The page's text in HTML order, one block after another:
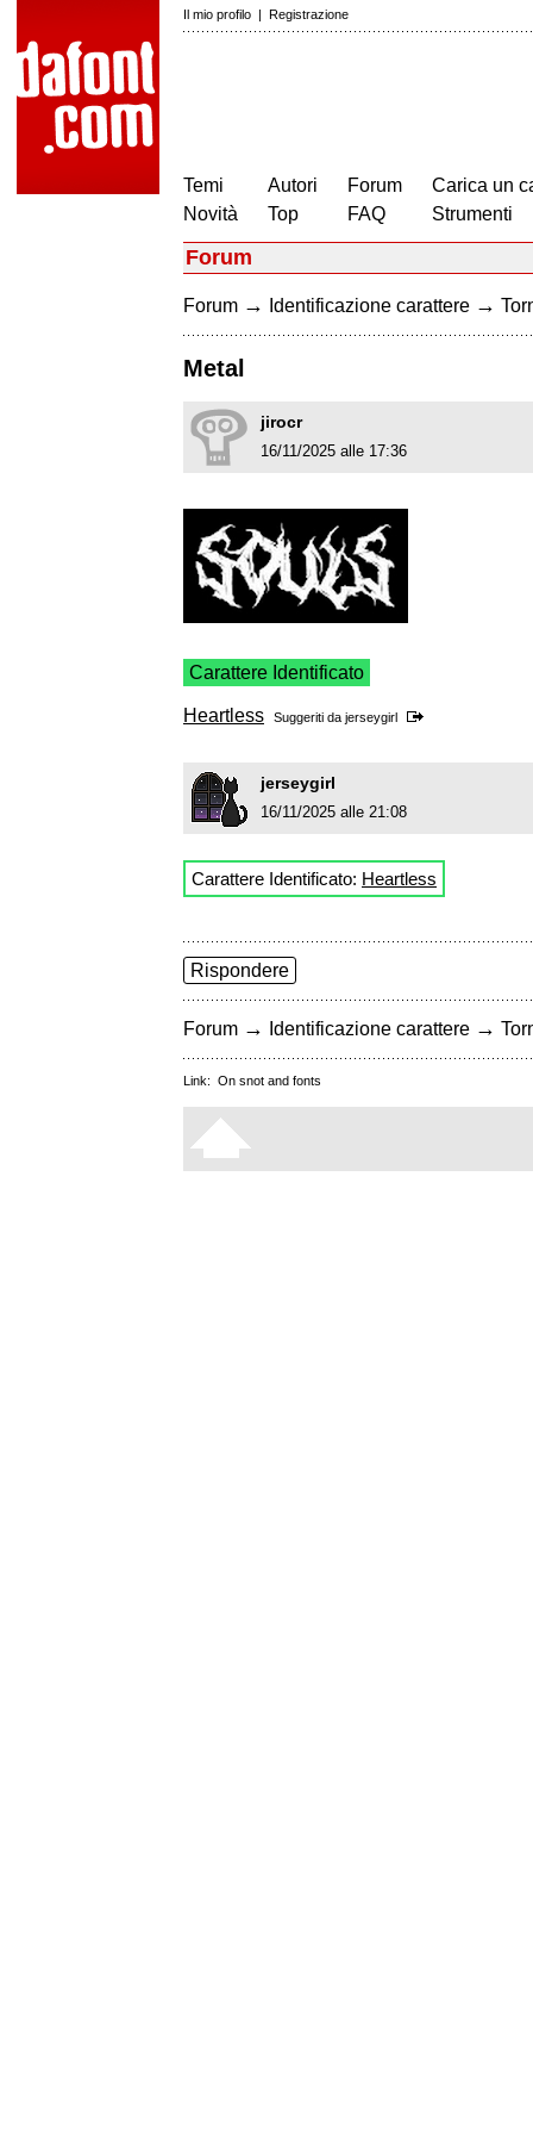
Il mio profilo | Registrazione
Temi
Novità
Autori
Top
Forum
FAQ
Carica un
Strumenti
Forum
Forum → Identificazione carattere →
Metal
jirocr
16/11/2025 alle 17:36
Carattere Identificato
Heartless Suggeriti da jerseygirl
jerseygirl
16/11/2025 alle 21:08
Carattere Identificato: Heartless
Rispondere
Forum → Identificazione carattere →
Link: On snot and fonts